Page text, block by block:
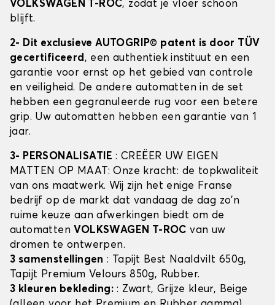
VOLKSWAGEN T-ROC, zodat je vloer schoon
blijft.
2- Dit exclusieve AUTOGRIP© patent is door TÜV
gecertificeerd, een authentiek instituut en een
garantie voor ernst op het gebied van controle
en veiligheid. De andere automatten in de set
hebben een gegranuleerde rug voor een betere
grip. Uw automatten hebben een garantie van 1
jaar.
3- PERSONALISATIE: CREËER UW EIGEN
MATTEN OP MAAT: Onze kracht: de topkwaliteit
van ons maatwerk. Wij zijn het enige Franse
bedrijf op de markt dat vandaag de dag zo'n
ruime keuze aan afwerkingen biedt om de
automatten VOLKSWAGEN T-ROC van uw
dromen te ontwerpen.
3 samenstellingen : Tapijt Best Naaldvilt 650g,
Tapijt Premium Velours 850g, Rubber.
3 kleuren bekleding: : Zwart, Grijze kleur, Beige